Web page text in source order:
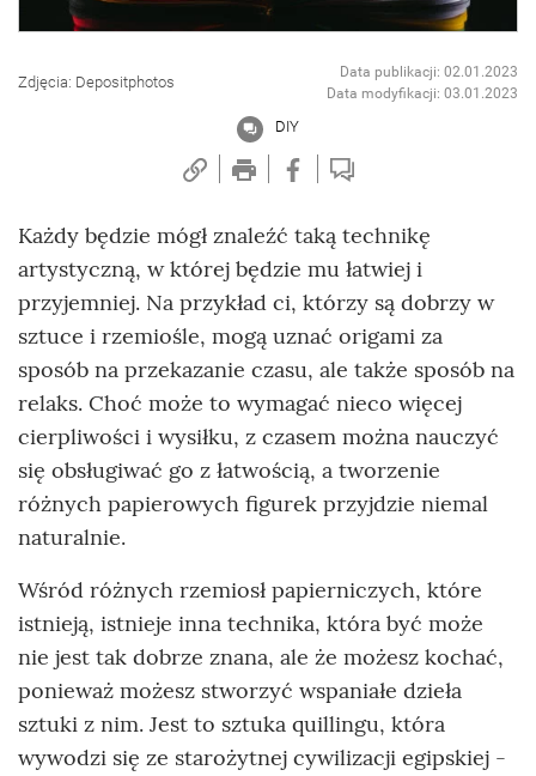
Zdjęcia: Depositphotos
Data publikacji: 02.01.2023
Data modyfikacji: 03.01.2023
DIY
Każdy będzie mógł znaleźć taką technikę
artystyczną, w której będzie mu łatwiej i
przyjemniej. Na przykład ci, którzy są dobrzy w
sztuce i rzemiośle, mogą uznać origami za
sposób na przekazanie czasu, ale także sposób na
relaks. Choć może to wymagać nieco więcej
cierpliwości i wysiłku, z czasem można nauczyć
się obsługiwać go z łatwością, a tworzenie
różnych papierowych figurek przyjdzie niemal
naturalnie.
Wśród różnych rzemiosł papierniczych, które
istnieją, istnieje inna technika, która być może
nie jest tak dobrze znana, ale że możesz kochać,
ponieważ możesz stworzyć wspaniałe dzieła
sztuki z nim. Jest to sztuka quillingu, która
wywodzi się ze starożytnej cywilizacji egipskiej -